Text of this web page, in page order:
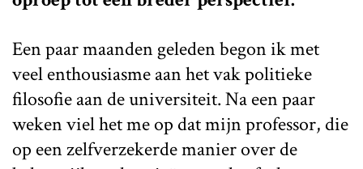
Een paar maanden geleden begon ik met
veel enthousiasme aan het vak politieke
filosofie aan de universiteit. Na een paar
weken viel het me op dat mijn professor, die
op een zelfverzekerde manier over de